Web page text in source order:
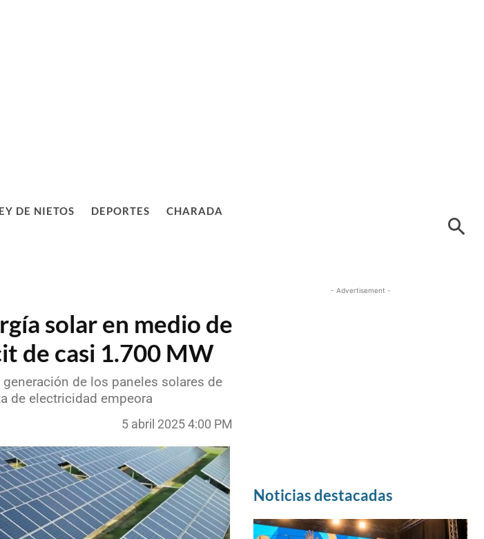
DE NIETOS DEPORTES CHARADA
solar en medio de
de casi 1.700 MW
de los paneles solares de
de electricidad empeora
5 abril 2025 4:00 PM
- Advertisement -
Noticias destacadas